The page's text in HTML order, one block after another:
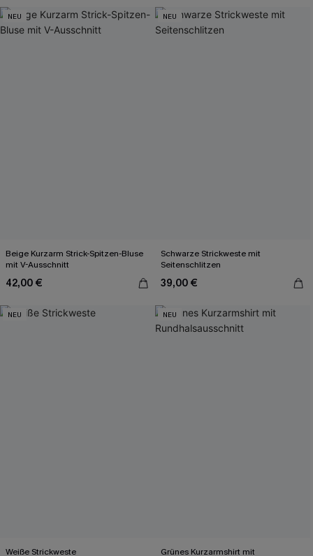
NEU
Beige Kurzarm Strick-Spitzen-Bluse
mit V-Ausschnitt
42,00 €
NEU
Schwarze Strickweste mit
Seitenschlitzen
39,00 €
NEU
Weiße Strickweste
NEU
Grünes Kurzarmshirt mit